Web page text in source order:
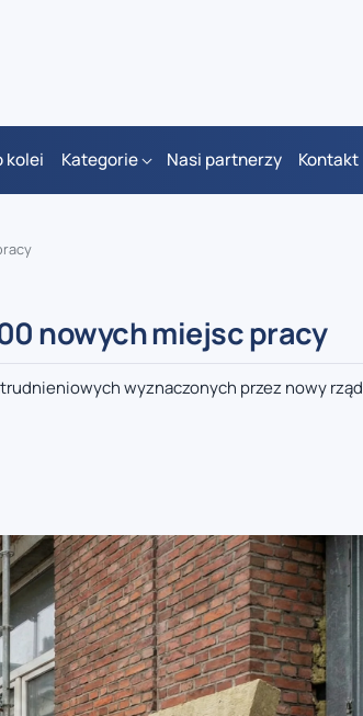
kolei Kategorie Nasi partnerzy Kontakt
nowych miejsc pracy
wyznaczonych przez nowy rząd